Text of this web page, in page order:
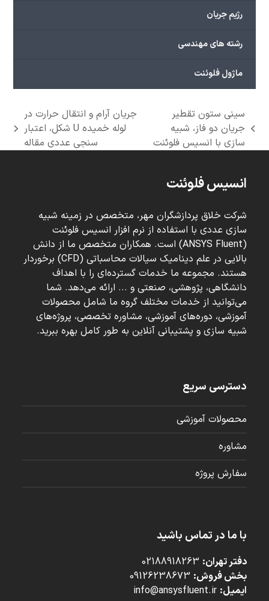
رژیم جریان
رشته های مهندسی
ماژول فلوئنت
previous
post:
سینی ستون تقطیر
جریان دو فاز، شبیه
سازی با انسیس فلوئنت
next
post:
جریان آرام و انتقال حرارت در
لوله خمیده U شکل، اعتبار
سنجی عددی مقاله
انسیس فلوئنت
شرکت خلاق پردازشگران مهر، متخصص در زمینه شبیه
سازی عددی با استفاده از نرم افزار انسیس فلوئنت
(ANSYS Fluent) است. همکاران متخصص ما از دانش
بالایی در علم دینامیک سیالات محاسباتی (CFD) برخوردار
هستند. مجموعه ما خدمات گسترده‌ای را با اهداف
دانشگاهی، پژوهشی، صنعتی و ... ارائه می‌دهد. شما
می‌توانید از خدمات مختلف گروه ما شامل محصولات
آموزشی، دوره‌های آموزشی، مشاوره تخصصی، پروژه‌های
شبیه سازی و پشتیبانی آنلاین به طور کامل بهره ببرید.
دسترسی سریع
محصولات آموزشی
مشاوره
سفارش پروژه
با ما در تماس باشید
دفتر تهران:
بخش فروش:
ایمیل: info@ansysfluent.ir